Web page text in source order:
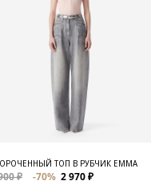
ТОП В РУБЧИК EMMA
₽ -70% 2 970 ₽